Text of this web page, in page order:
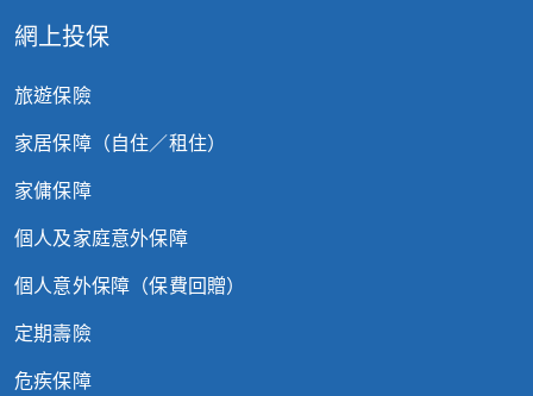
網上投保
旅遊保險
家居保障（自住／租住）
家傭保障
個人及家庭意外保障
個人意外保障（保費回贈）
定期壽險
危疾保障